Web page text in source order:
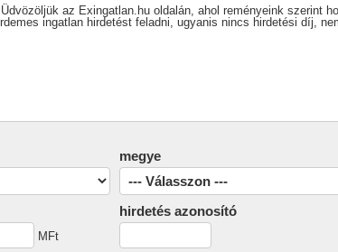
Üdvözöljük az Exingatlan.hu oldalán, ahol reményeink szerint
ingatlan hirdetést feladni, ugyanis nincs hirdetési díj,
megye
MFt
hirdetés azonosító